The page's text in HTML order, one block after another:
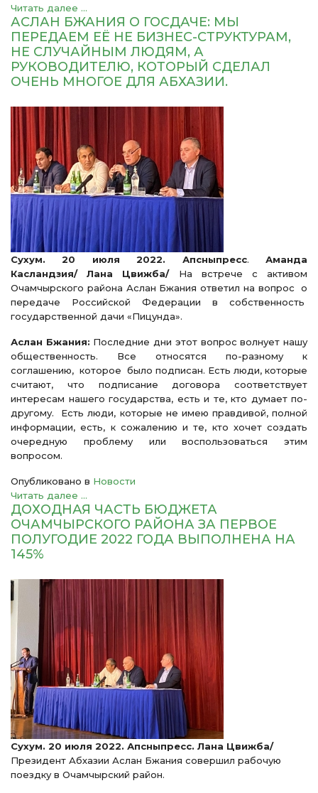
Читать далее ...
АСЛАН БЖАНИЯ О ГОСДАЧЕ: МЫ
ПЕРЕДАЕМ ЕЁ НЕ БИЗНЕС-СТРУКТУРАМ,
НЕ СЛУЧАЙНЫМ ЛЮДЯМ, А
РУКОВОДИТЕЛЮ, КОТОРЫЙ СДЕЛАЛ
ОЧЕНЬ МНОГОЕ ДЛЯ АБХАЗИИ.
Сухум. 20 июля 2022. Апсныпресс.Аманда
Касландзия/ Лана Цвижба/ На встрече с активом
Очамчырского района Аслан Бжания ответил на вопрос о
передаче Российской Федерации в собственность
государственной дачи «Пицунда».
Аслан Бжания: Последние дни этот вопрос волнует нашу
общественность. Все относятся по-разному к
соглашению, которое было подписан. Есть люди, которые
считают, что подписание договора соответствует
интересам нашего государства, есть и те, кто думает по-
другому. Есть люди, которые не имею правдивой, полной
информации, есть, к сожалению и те, кто хочет создать
очередную проблему или воспользоваться этим
вопросом.
Опубликовано в Новости
Читать далее ...
ДОХОДНАЯ ЧАСТЬ БЮДЖЕТА
ОЧАМЧЫРСКОГО РАЙОНА ЗА ПЕРВОЕ
ПОЛУГОДИЕ 2022 ГОДА ВЫПОЛНЕНА НА
145%
Сухум. 20 июля 2022. Апсныпресс. Лана Цвижба/
Президент Абхазии Аслан Бжания совершил рабочую
поездку в Очамчырский район.